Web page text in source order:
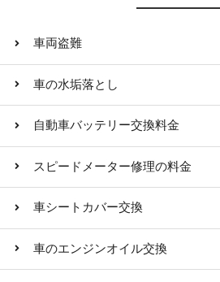
車両盗難
車の水垢落とし
自動車バッテリー交換料金
スピードメーター修理の料金
車シートカバー交換
車のエンジンオイル交換